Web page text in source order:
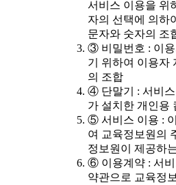
서비스 이용을 위
자의 선택에 의하
문자와 숫자의 조
③ 비밀번호 : 이
기 위하여 이용자
의 조합
④ 단말기 : 서비
가 설치한 개인용
⑤ 서비스 이용 :
여 교육정보원의
정보원이 제공하
⑥ 이용계약 : 서비
약관으로 교육정